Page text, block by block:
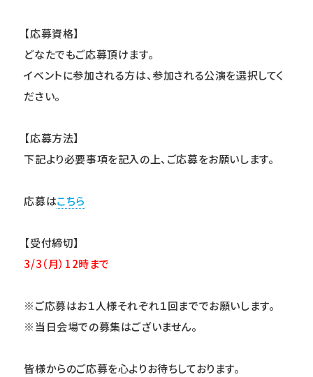
【応募資格】
どなたでもご応募頂けます。
イベントに参加される方は、参加される公演を選択してく
ださい。
【応募方法】
下記より必要事項を記入の上、ご応募をお願いします。
応募はこちら
【受付締切】
3/3（月）12時まで
※ご応募はお１人様それぞれ１回まででお願いします。
※当日会場での募集はございません。
皆様からのご応募を心よりお待ちしております。